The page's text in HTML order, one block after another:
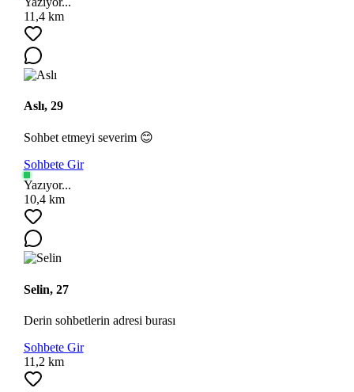
11,4 km
Aslı, 29
Sohbet etmeyi severim 😊
Sohbete Gir
Yazıyor...
10,4 km
Selin, 27
Derin sohbetlerin adresi burası
Sohbete Gir
11,2 km